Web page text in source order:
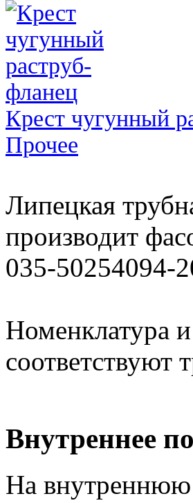
Крест чугунный
Прочее
Липецкая
производит
035-50254094-
Номенклатура
Внутреннее
На внутреннюю